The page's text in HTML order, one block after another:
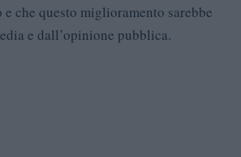
e che questo miglioramento sarebbe
e dall’opinione pubblica.